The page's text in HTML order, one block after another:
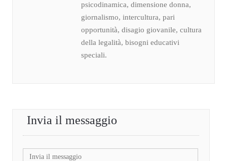
psicodinamica, dimensione donna,
giornalismo, intercultura, pari
opportunità, disagio giovanile, cultura
della legalità, bisogni educativi
speciali.
Invia il messaggio